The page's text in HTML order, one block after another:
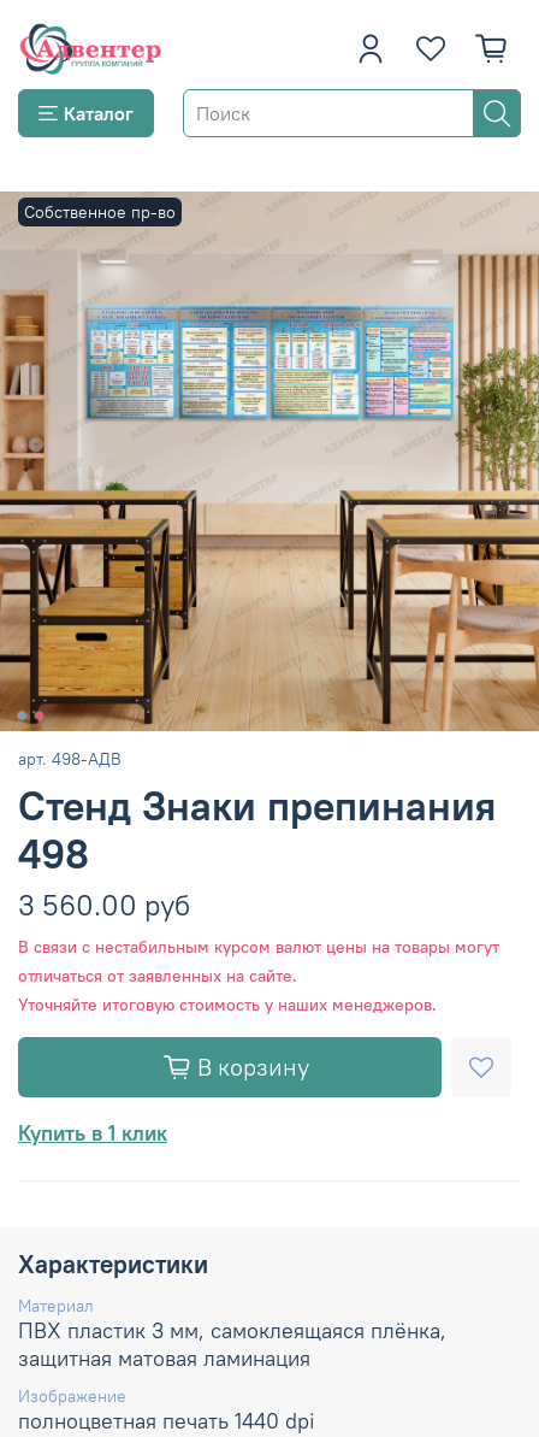
Каталог
Собственное пр-во
арт. 498-АДВ
Стенд Знаки препинания
498
3 560.00 руб
В связи с нестабильным курсом валют цены на товары могут
отличаться от заявленных на сайте.
Уточняйте итоговую стоимость у наших менеджеров.
В корзину
Купить в 1 клик
Характеристики
Материал
ПВХ пластик 3 мм, самоклеящаяся плёнка,
защитная матовая ламинация
Изображение
полноцветная печать 1440 dpi